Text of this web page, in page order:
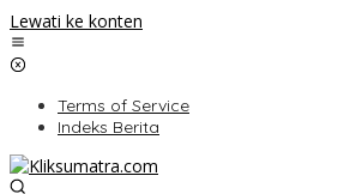
Lewati ke konten
Terms of Service
Indeks Berita